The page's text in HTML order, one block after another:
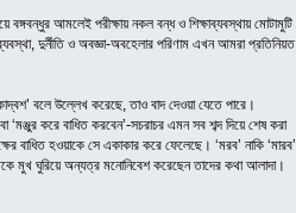
আমলেই পরীক্ষায় নকল বন্ধ ও শিক্ষাব্যবস্থায় মোটামুটি
দুর্নীতি ও অবজ্ঞা-অবহেলার পরিণাম এখন আমরা প্রতিনিয়ত
বলে উল্লেখ করেছে, তাও বাদ দেওয়া যেতে পারে।
করে বাধিত করবেন’-সচরাচর এমন সব শব্দ দিয়ে শেষ করা
হওয়াকে সে একাকার করে ফেলেছে। ‘মরব’ নাকি ‘মারব’
মুখ ঘুরিয়ে অন্যত্র মনোনিবেশ করেছেন তাদের কথা আলাদা।